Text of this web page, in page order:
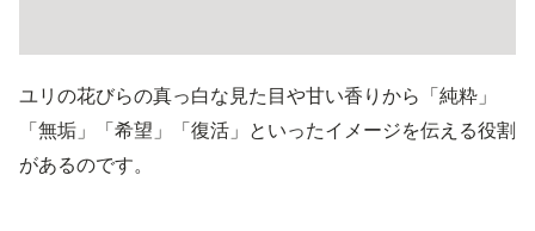
ユリの花びらの真っ白な見た目や甘い香りから「純粋」
「無垢」「希望」「復活」といったイメージを伝える役割
があるのです。